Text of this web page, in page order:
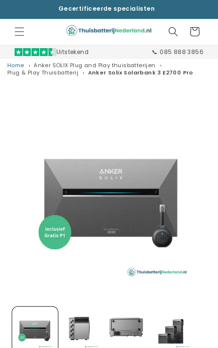
content
Gecertificeerde specialisten
Winkelwagen
Uitstekend
📞 085 888 3856
Home
Anker SOLIX Plug and Play thuisbatterijen
Plug & Play Thuisbatterij
Anker Solix Solarbank 3 E2700 Pro